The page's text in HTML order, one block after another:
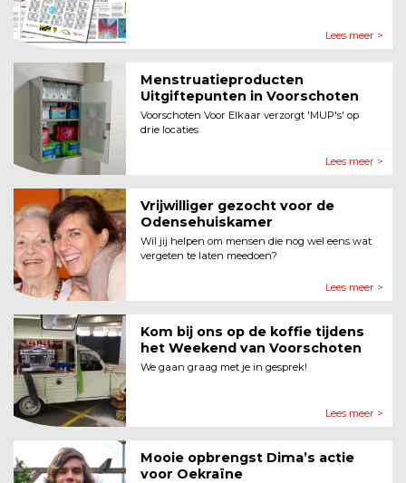
Lees meer >
Menstruatieproducten
Uitgiftepunten in Voorschoten
Voorschoten Voor Elkaar verzorgt 'MUP's' op
drie locaties
Lees meer >
Vrijwilliger gezocht voor de
Odensehuiskamer
Wil jij helpen om mensen die nog wel eens wat
vergeten te laten meedoen?
Lees meer >
Kom bij ons op de koffie tijdens
het Weekend van Voorschoten
We gaan graag met je in gesprek!
Lees meer >
Mooie opbrengst Dima’s actie
voor Oekraïne